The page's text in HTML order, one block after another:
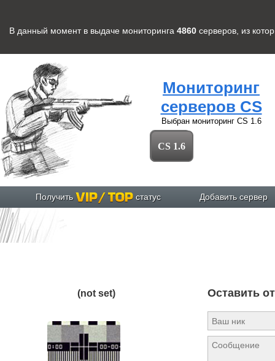
В данный момент в выдаче мониторинга 4860 серверов , из
Мониторинг
серверов CS
Выбран мониторинг CS 1.6
CS 1.6
Получить статус Добавить сервер
(not set) Оставить